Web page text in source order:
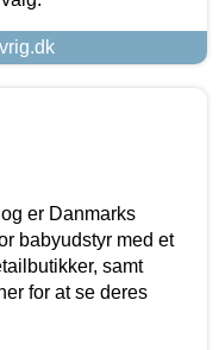
er Danmarks
babyudstyr med et
samt
for at se deres